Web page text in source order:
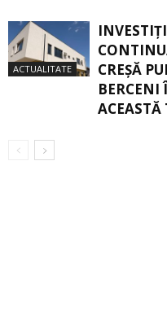
ACTUALITATE
CREŞĂ
BERCENI